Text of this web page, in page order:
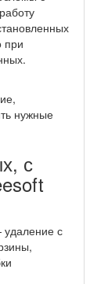
при
нужные
с
с